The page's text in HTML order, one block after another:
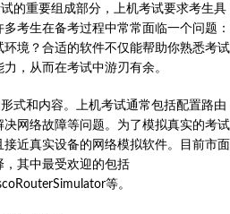
的重要组成部分，上机考试要求考生具
考生在备考过程中常常面临一个问题：
境？合适的软件不仅能帮助你熟悉考试
，从而在考试中游刃有余。
式和内容。上机考试通常包括配置路由
网络故障等问题。为了模拟真实的考试
近真实设备的网络模拟软件。目前市面
其中最受欢迎的包括
等。